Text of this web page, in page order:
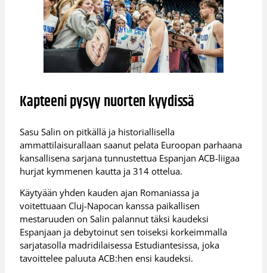
Kapteeni pysyy nuorten kyydissä
Sasu Salin on pitkällä ja historiallisella
ammattilaisurallaan saanut pelata Euroopan parhaana
kansallisena sarjana tunnustettua Espanjan ACB-liigaa
hurjat kymmenen kautta ja 314 ottelua.
Käytyään yhden kauden ajan Romaniassa ja
voitettuaan Cluj-Napocan kanssa paikallisen
mestaruuden on Salin palannut täksi kaudeksi
Espanjaan ja debytoinut sen toiseksi korkeimmalla
sarjatasolla madridilaisessa Estudiantesissa, joka
tavoittelee paluuta ACB:hen ensi kaudeksi.